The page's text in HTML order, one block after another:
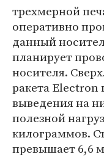
трехмерной
оперативно
данный
планирует
носителя.
ракета Electron
выведения на
полезной
килограммов.
превышает 6,6